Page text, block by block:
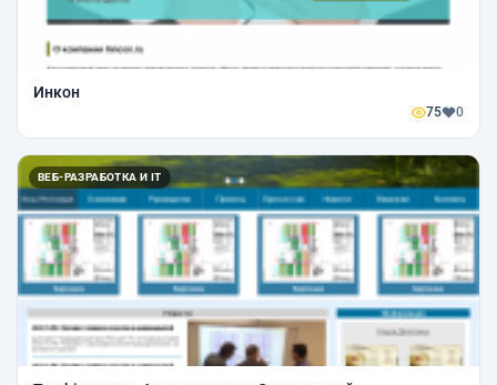
Инкон
75 0
ВЕБ-РАЗРАБОТКА И IT